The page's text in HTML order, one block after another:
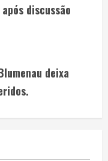
discussão
deixa